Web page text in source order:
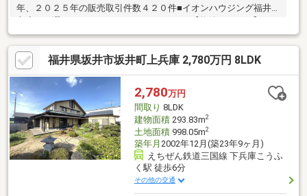
年、２０２５年の販売取引件数４２０件■イオンハウジング福井
市店をお選び頂き、ありがとうございます♪【物件ポイント】・シ
ャッターガレージ付き車庫♪・二世帯住宅としても可能です♪・家
の裏側に月極駐車場有(空は要確認)♪【周辺環境】・春江小学校
徒歩５分・春江中学校徒歩２０分・スーパー 徒歩９分・コンビ
ニ 徒歩９分運営会社：株式会社住まいのＫＯＥＩイオンハウジ
ングの加盟店は全て独立自営です。担当：森崎 宗平 TEL：
080-6235-6021
福井県坂井市坂井町上兵庫 2,780万円 8LDK
2,780万円
間取り 8LDK
建物面積293.83m2
土地面積998.05m2
築年月 2002年12月(築23年9ヶ月)
えちぜん鉄道三国線 下兵庫こうふ
く駅 徒歩6分
その他の交通